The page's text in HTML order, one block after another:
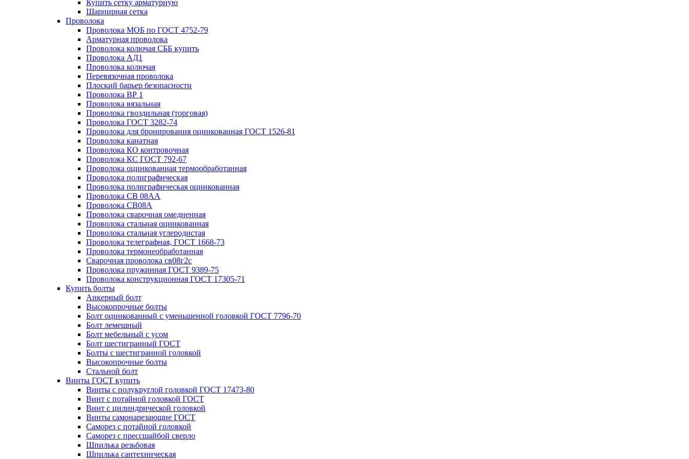
Купить сетку арматурную
Шарнирная сетка
Проволока
Проволока МОБ по ГОСТ 4752-79
Арматурная проволока
Проволока колючая СББ купить
Проволока АД1
Проволока колючая
Перевязочная проволока
Плоский барьер безопасности
Проволока ВР 1
Проволока вязальная
Проволока гвоздильная (торговая)
Проволока ГОСТ 3282-74
Проволока для бронирования оцинкованная ГОСТ 1526-81
Проволока канатная
Проволока КО контровочная
Проволока КС ГОСТ 792-67
Проволока оцинкованная термообработанная
Проволока полиграфическая
Проволока полиграфическая оцинкованная
Проволока СВ 08АА
Проволока СВ08А
Проволока сварочная омедненная
Проволока стальная оцинкованная
Проволока стальная углеродистая
Проволока телеграфная, ГОСТ 1668-73
Проволока термонеобработанная
Сварочная проволока св08г2с
Проволока пружинная ГОСТ 9389-75
Проволока конструкционная ГОСТ 17305-71
Купить болты
Анкерный болт
Высокопрочные болты
Болт оцинкованный с уменьшенной головкой ГОСТ 7796-70
Болт лемешный
Болт мебельный с усом
Болт шестигранный ГОСТ
Болты с шестигранной головкой
Высокопрочные болты
Стальной болт
Винты ГОСТ купить
Винты с полукруглой головкой ГОСТ 17473-80
Винт с потайной головкой ГОСТ
Винт с цилиндрической головкой
Винты самонарезающие ГОСТ
Саморез с потайной головкой
Саморез с прессшайбой сверло
Шпилька резьбовая
Шпилька сантехническая